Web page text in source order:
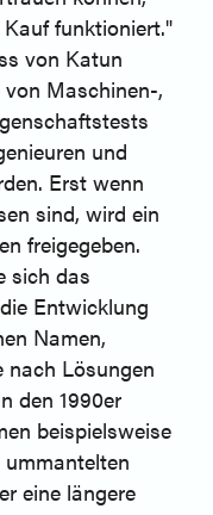
funktioniert."
von Katun
Maschinen-,
und
Erst wenn
sind, wird ein
freigegeben.
sich das
Entwicklung
Namen,
nach Lösungen
den 1990er
beispielsweise
eine längere